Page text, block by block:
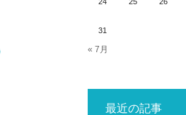
31
« 7月
最近の記事